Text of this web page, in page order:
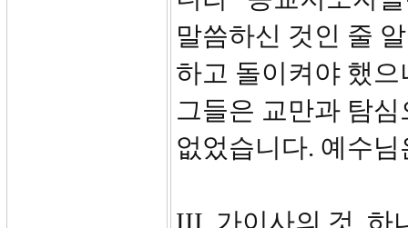
말씀하신 것인 줄
하고 돌이켜야 했
그들은 교만과 탐
없었습니다. 예수
III. 가이사의 것, 하